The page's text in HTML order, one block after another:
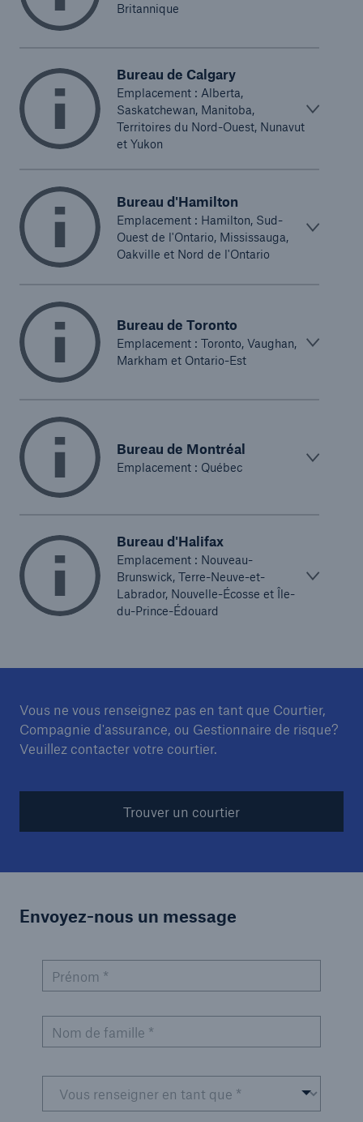
Britannique
Bureau de Calgary
Emplacement : Alberta,
Saskatchewan, Manitoba,
Territoires du Nord-Ouest, Nunavut
et Yukon
Bureau d'Hamilton
Emplacement : Hamilton, Sud-
Ouest de l'Ontario, Mississauga,
Oakville et Nord de l'Ontario
Bureau de Toronto
Emplacement : Toronto, Vaughan,
Markham et Ontario-Est
Bureau de Montréal
Emplacement : Québec
Bureau d'Halifax
Emplacement : Nouveau-
Brunswick, Terre-Neuve-et-
Labrador, Nouvelle-Écosse et Île-
du-Prince-Édouard
Vous ne vous renseignez pas en tant que Courtier,
Compagnie d'assurance, ou Gestionnaire de risque?
Veuillez contacter votre courtier.
Trouver un courtier
Envoyez-nous un message
Prénom *
Nom de famille *